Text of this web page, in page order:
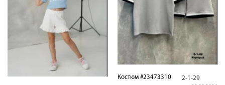
Костюм #23473310 2-1-29